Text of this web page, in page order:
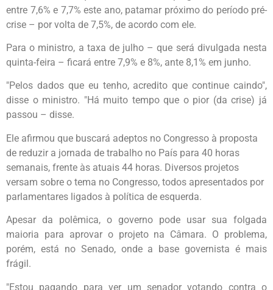
entre 7,6% e 7,7% este ano, patamar próximo do período pré-
crise – por volta de 7,5%, de acordo com ele.
Para o ministro, a taxa de julho – que será divulgada nesta
quinta-feira – ficará entre 7,9% e 8%, ante 8,1% em junho.
"Pelos dados que eu tenho, acredito que continue caindo",
disse o ministro. "Há muito tempo que o pior (da crise) já
passou – disse.
Ele afirmou que buscará adeptos no Congresso à proposta
de reduzir a jornada de trabalho no País para 40 horas
semanais, frente às atuais 44 horas. Diversos projetos
versam sobre o tema no Congresso, todos apresentados por
parlamentares ligados à política de esquerda.
Apesar da polêmica, o governo pode usar sua folgada
maioria para aprovar o projeto na Câmara. O problema,
porém, está no Senado, onde a base governista é mais
frágil.
"Estou pagando para ver um senador votando contra o